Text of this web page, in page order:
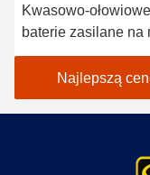
Kwasowo-ołowiowe
baterie zasilane na
2 miejsca Wózki
Electric Buggy Car
Najlepszą